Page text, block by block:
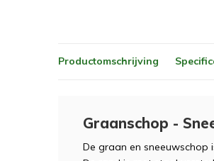
Productomschrijving
Graanschop -
De graan en sneeuwschop